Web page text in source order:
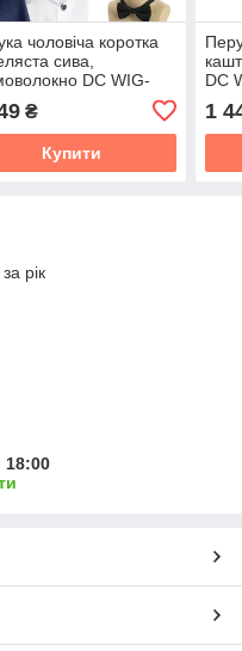
чоловіча коротка
сива,
DC WIG-
₴
Купити
DC
1
рік
18:00